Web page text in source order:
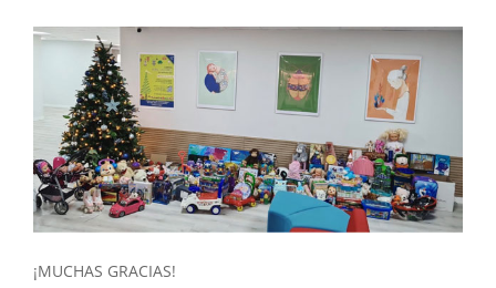
¡MUCHAS GRACIAS!